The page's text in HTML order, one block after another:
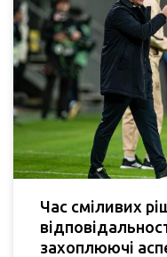
Час сміливих
захоплюючі